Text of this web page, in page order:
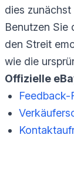
dies
Benutzen Sie
den Streit
wie die
Offizielle
Feedback-